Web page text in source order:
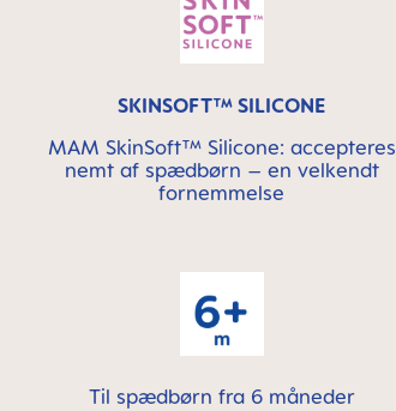
SKINSOFT™ SILICONE
MAM SkinSoft™ Silicone: accepteres
nemt af spædbørn – en velkendt
fornemmelse
Til spædbørn fra 6 måneder